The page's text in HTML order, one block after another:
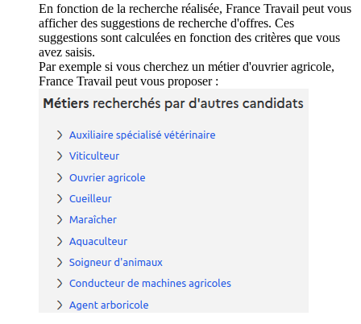
En fonction de la recherche réalisée, France Travail peut vous
afficher des suggestions de recherche d'offres. Ces
suggestions sont calculées en fonction des critères que vous
avez saisis.
Par exemple si vous cherchez un métier d'ouvrier agricole,
France Travail peut vous proposer :